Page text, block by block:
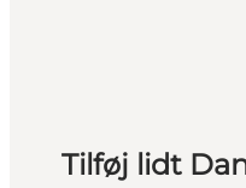
Tilføj lidt